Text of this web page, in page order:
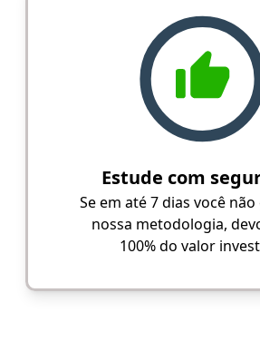
Estude com
Se em até 7 dias você
nossa metodologia,
100% do valor